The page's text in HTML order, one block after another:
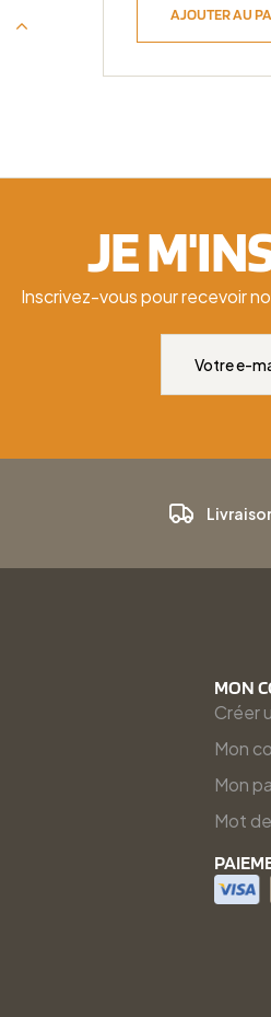
AJOUTER AU
JE
Inscrivez-vous pour recevoir
MON
Créer
Mon
Mon
Mot